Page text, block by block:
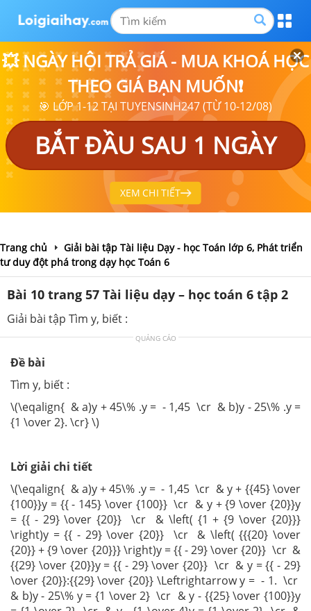
💥 NGÀY HỘI TRẢ GIÁ - MUA KHOÁ HỌC
THEO GIÁ BẠN MUỐN❗
🎯 LỚP 1-12 TẠI TUYENSINH247 (TỪ 10-12/08)
BẮT ĐẦU SAU 1 NGÀY
XEM CHI TIẾT
Trang chủ
Giải bài tập Tài liệu Dạy - học Toán lớp 6, Phát triển
tư duy đột phá trong dạy học Toán 6
Bài 10 trang 57 Tài liệu dạy – học toán 6 tập 2
Giải bài tập Tìm y, biết :
QUẢNG CÁO
Đề bài
Tìm y, biết :
\(\eqalign{ & a)y + 45\% .y = - 1,45 \cr & b)y - 25\% .y =
{1 \over 2}. \cr} \)
Lời giải chi tiết
\(\eqalign{ & a)y + 45\% .y = - 1,45 \cr & y + {{45} \over
{100}}y = {{ - 145} \over {100}} \cr & y + {9 \over {20}}y
= {{ - 29} \over {20}} \cr & \left( {1 + {9 \over {20}}}
\right)y = {{ - 29} \over {20}} \cr & \left( {{{20} \over
{20}} + {9 \over {20}}} \right)y = {{ - 29} \over {20}} \cr &
{{29} \over {20}}y = {{ - 29} \over {20}} \cr & y = {{ - 29}
\over {20}}:{{29} \over {20}} \Leftrightarrow y = - 1. \cr
& b)y - 25\% y = {1 \over 2} \cr & y - {{25} \over {100}}y